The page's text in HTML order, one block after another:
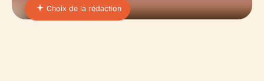
Choix de la rédaction